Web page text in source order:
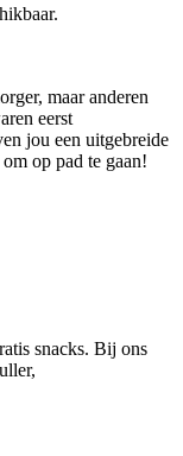
maar anderen
eerst
jou een uitgebreide
op pad te gaan!
snacks. Bij ons